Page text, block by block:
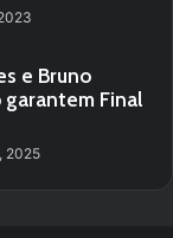
e Bruno
garantem Final
2025